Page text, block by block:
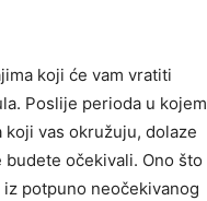
koji će vam vratiti
Poslije perioda u kojem
koji vas okružuju, dolaze
očekivali. Ono što
potpuno neočekivanog